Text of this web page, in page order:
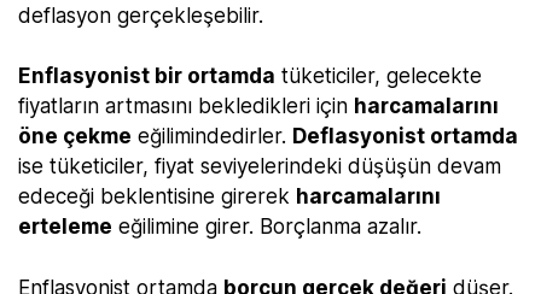
deflasyon gerçekleşebilir.
Enflasyonist bir ortamda tüketiciler, gelecekte
fiyatların artmasını bekledikleri için harcamalarını
öne çekme eğilimindedirler. Deflasyonist ortamda
ise tüketiciler, fiyat seviyelerindeki düşüşün devam
edeceği beklentisine girerek harcamalarını
erteleme eğilimine girer. Borçlanma azalır.
Enflasyonist ortamda borcun gerçek değeri düşer.